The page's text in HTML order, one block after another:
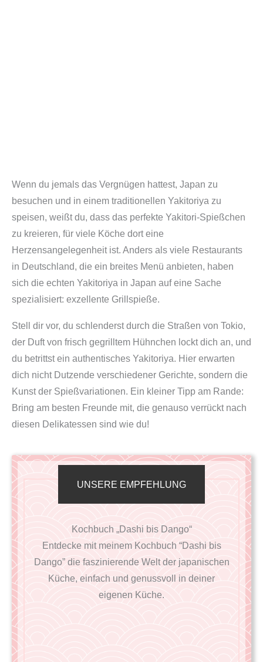
Wenn du jemals das Vergnügen hattest, Japan zu
besuchen und in einem traditionellen Yakitoriya zu
speisen, weißt du, dass das perfekte Yakitori-Spießchen
zu kreieren, für viele Köche dort eine
Herzensangelegenheit ist. Anders als viele Restaurants
in Deutschland, die ein breites Menü anbieten, haben
sich die echten Yakitoriya in Japan auf eine Sache
spezialisiert: exzellente Grillspieße.
Stell dir vor, du schlenderst durch die Straßen von Tokio,
der Duft von frisch gegrilltem Hühnchen lockt dich an, und
du betrittst ein authentisches Yakitoriya. Hier erwarten
dich nicht Dutzende verschiedener Gerichte, sondern die
Kunst der Spießvariationen. Ein kleiner Tipp am Rande:
Bring am besten Freunde mit, die genauso verrückt nach
diesen Delikatessen sind wie du!
UNSERE EMPFEHLUNG
Kochbuch „Dashi bis Dango“
Entdecke mit meinem Kochbuch “Dashi bis
Dango” die faszinierende Welt der japanischen
Küche, einfach und genussvoll in deiner
eigenen Küche.